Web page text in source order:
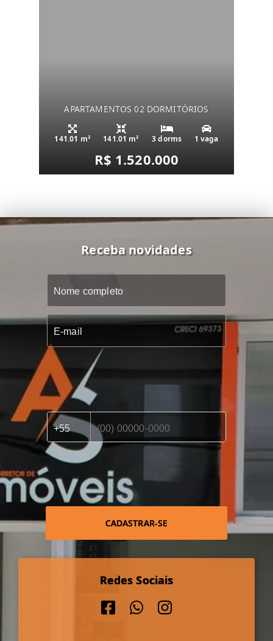
APARTAMENTOS 02 DORMITÓRIOS
141.01 m² 141.01 m² 3 dorms 1 vaga
R$ 1.520.000
Receba novidades
CADASTRAR-SE
Redes Sociais